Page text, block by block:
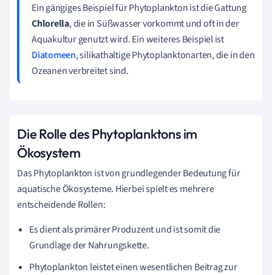
Ein gängiges Beispiel für Phytoplankton ist die Gattung
Chlorella, die in Süßwasser vorkommt und oft in der
Aquakultur genutzt wird. Ein weiteres Beispiel ist
Diatomeen, silikathaltige Phytoplanktonarten, die in den
Ozeanen verbreitet sind.
Die Rolle des Phytoplanktons im
Ökosystem
Das Phytoplankton ist von grundlegender Bedeutung für
aquatische Ökosysteme. Hierbei spielt es mehrere
entscheidende Rollen:
Es dient als primärer Produzent und ist somit die
Grundlage der Nahrungskette.
Phytoplankton leistet einen wesentlichen Beitrag zur